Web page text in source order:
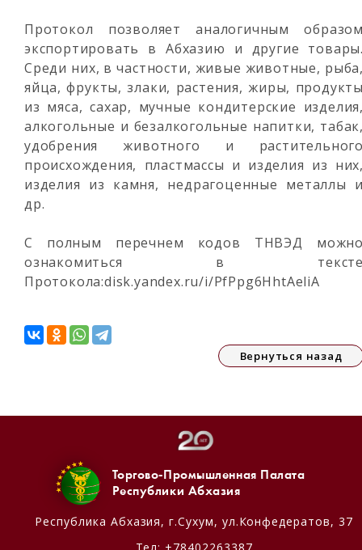
Протокол позволяет аналогичным
экспортировать в Абхазию и другие
Среди них, в частности, живые животные,
яйца, фрукты, злаки, растения, жиры,
из мяса, сахар, мучные кондитерские
алкогольные и безалкогольные напитки,
удобрения животного и
происхождения, пластмассы и изделия из
изделия из камня, недрагоценные металлы
др.
С полным перечнем кодов ТНВЭД
ознакомиться в
Протокола:disk.yandex.ru/i/PfPpg6HhtAeliA
Вернуться назад
Торгово-Промышленная Палата
Республики Абхазия
Республика Абхазия, г.Сухум, ул.Конфедератов, 37